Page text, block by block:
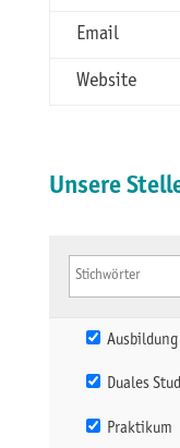
Email
Website
Unsere
Ausbildung
Duales
Praktikum